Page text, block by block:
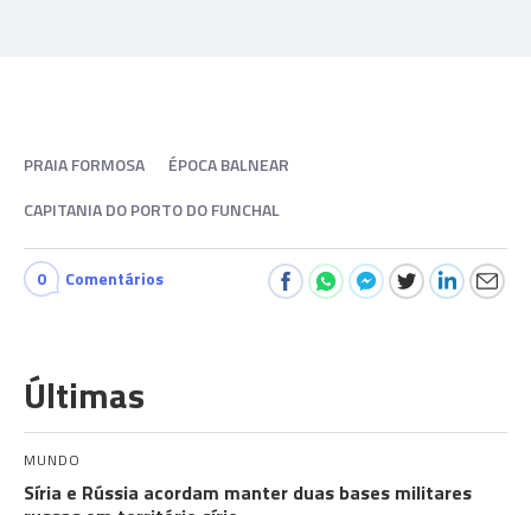
PRAIA FORMOSA
ÉPOCA BALNEAR
CAPITANIA DO PORTO DO FUNCHAL
0 Comentários
Últimas
MUNDO
Síria e Rússia acordam manter duas bases militares